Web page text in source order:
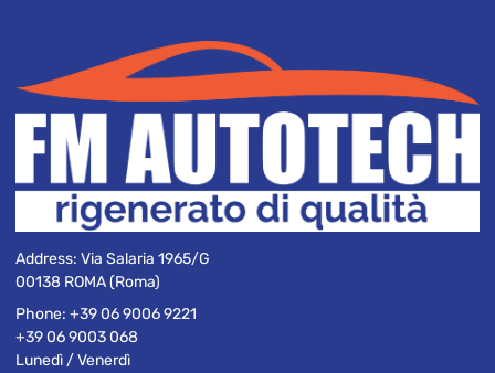
Address: Via Salaria 1965/G
00138 ROMA (Roma)
Phone: +39 06 9006 9221
+39 06 9003 068
Lunedì / Venerdì